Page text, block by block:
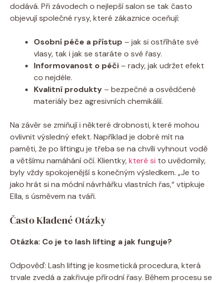
‌dodává.⁢ Při závodech⁢ o nejlepší salon se tak ‌často
objevují společné rysy, které zákaznice oceňují:
Osobní péče a přístup – jak ⁣si ‌ostříháte své
vlasy,​ tak i⁤ jak​ se staráte‍ o ​své řasy.
Informovanost⁤ o péči – rady, jak ⁤udržet efekt
co nejdéle.
Kvalitní produkty ​–⁣ bezpečné‌ a osvědčené
‍materiály bez agresivních​ chemikálií.
Na závěr se ⁤zmiňují i některé drobnosti, které​ mohou‌
ovlivnit výsledný efekt. Například je ‍dobré ⁤mít na
paměti, že‍ po liftingu je třeba se na chvíli vyhnout vodě
a většímu namáhání očí. Klientky, ‌které si ‍ to uvědomily,
byly vždy⁣ spokojenější ‌s ⁤konečným výsledkem.⁣ „Je to
⁤jako ​hrát si na módní návrhářku vlastních řas,“ vtipkuje
Ella, s ⁤úsměvem na​ tváři.
Často Kladené Otázky
Otázka: Co je to lash lifting ‌a jak​ funguje?
Odpověď: Lash lifting je kosmetická procedura, která
trvale‍ zvedá‌ a zakřivuje přírodní řasy. Během ⁣procesu se